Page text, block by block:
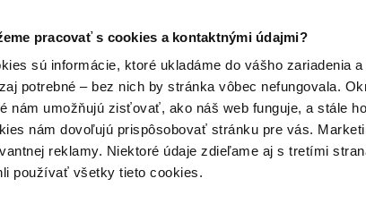
pracovať s cookies a kontaktnými údajmi?
sú informácie, ktoré ukladáme do vášho zariadenia
potrebné – bez nich by stránka vôbec nefungovala.
nám umožňujú zisťovať, ako náš web funguje, a stále
nám dovoľujú prispôsobovať stránku pre vás.
reklamy. Niektoré údaje zdieľame aj s tretími
používať všetky tieto cookies.
Doplnky
Kirby